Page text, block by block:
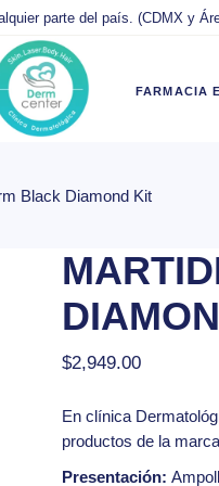
parte del país. (CDMX y
FARMACIA
Hot Sale
Productos
Preguntas
Frecuentes
venta
Políticas de
Compra
Políticas
Aviso de
Black Diamond Kit
$2,949.00
En clínica
productos de la
Presentación: